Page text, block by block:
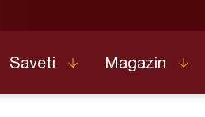
Saveti Magazin